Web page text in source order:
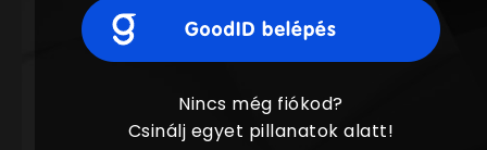
Nincs még fiókod?
Csinálj egyet pillanatok alatt!